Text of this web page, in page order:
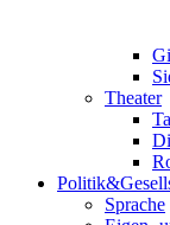
Theater
Sprache